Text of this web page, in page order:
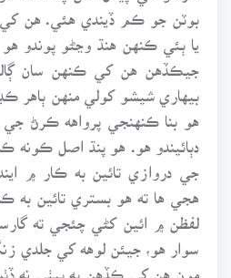
بوٽن جو ڪم ڏيندي هئي. هن
يا ٻئي ڪنهن هنڌ وڃڻو پوندو
جيڪڏهن هن کي ڪنهن سان
بيهاري شيشو کولي منهن ٻاهر
هو بنا ڪنهنجي پرواهه ڪرڻ
دٻائيندو هو. هو پنڌ اصل ڪونه
جي دروازي تائين به ڪار ۾
هجي ها ته هو بستري تائين به
لفظن ۾ ائين کڻي چئجي ته
سوار هو، جيئن لوهه کي جلدي
مون هن کي ڪڏهن به بيٺي نه